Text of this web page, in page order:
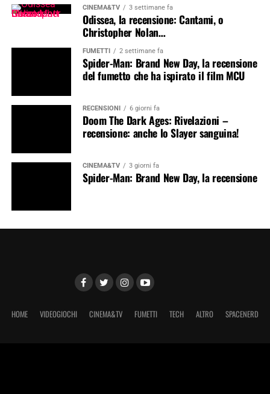
CINEMA&TV 3 settimane fa
Odissea, la recensione: Cantami, o
Christopher Nolan…
FUMETTI 2 settimane fa
Spider-Man: Brand New Day, la recensione
del fumetto che ha ispirato il film MCU
RECENSIONI 6 giorni fa
Doom The Dark Ages: Rivelazioni –
recensione: anche lo Slayer sanguina!
CINEMA&TV 3 giorni fa
Spider-Man: Brand New Day, la recensione
HOME VIDEOGIOCHI CINEMA&TV FUMETTI TECH ALTRO SPACENERD